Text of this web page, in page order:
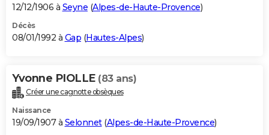
12/12/1906 à Seyne (Alpes-de-Haute-Provence)
Décès
08/01/1992 à Gap (Hautes-Alpes)
Yvonne PIOLLE (83 ans)
Créer une cagnotte obsèques
Naissance
19/09/1907 à Selonnet(Alpes-de-Haute-Provence)